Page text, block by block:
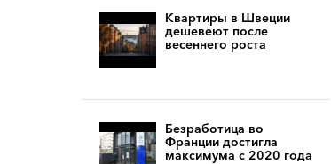
Квартиры в Швеции
дешевеют после
весеннего роста
Безработица во
Франции достигла
максимума с 2020 года